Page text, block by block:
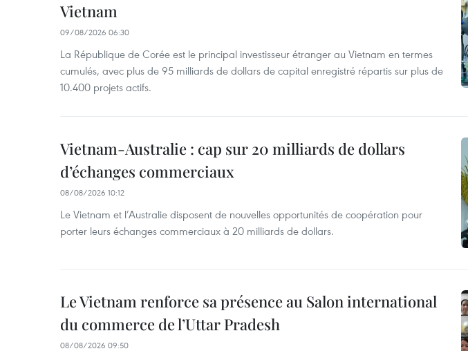
Vietnam
09/08/2026 06:30
La République de Corée est le principal investisseur étranger au Vietnam en termes
cumulés, avec plus de 95 milliards de dollars de capital enregistré répartis sur plus de
10.400 projets actifs.
Vietnam-Australie : cap sur 20 milliards de dollars
d’échanges commerciaux
08/08/2026 10:12
Le Vietnam et l’Australie disposent de nouvelles opportunités de coopération pour
porter leurs échanges commerciaux à 20 milliards de dollars.
Le Vietnam renforce sa présence au Salon international
du commerce de l’Uttar Pradesh
08/08/2026 09:50